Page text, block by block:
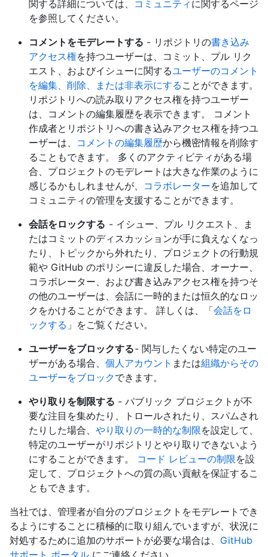
関する詳細については、 コミュニティ に関するページ
を参照してください。
コメントをモデレートする - リポジトリの書き込み
アクセス権を持つユーザーは、コミット、プル リク
エスト、およびイシューに関するユーザーのコメント
を編集、削除、または非表示にする ことができます。
リポジトリへの読み取りアクセス権を持つユーザー
は、コメントの編集履歴を表示できます。 コメント
作成者とリポジトリへの書き込みアクセス権を持つユ
ーザーは、 コメントの編集履歴から機密情報を削除す
ることもできます。 多くのアクティビティがある場
合、プロジェクトのモデレートは大きな作業のように
感じるかもしれませんが、 コラボレーターを追加して
コミュニティの管理を支援することができます。
会話をロックする - イシュー、プル リクエスト、ま
たはコミットのディスカッションが手に負えなくなっ
たり、トピックから外れたり、プロジェクトの行動規
範や GitHub のポリシーに違反した場合、オーナー、
コラボレーター、および書き込みアクセス権を持つそ
の他のユーザーは、会話に一時的または恒久的なロッ
クをかけることができます。 詳しくは、「会話をロ
ックする 」をご覧ください。
ユーザーをブロックする- 関与したくない特定のユー
ザーがある場合、 個人アカウント または組織からその
ユーザーをブロックできます。
やり取りを制限する - パブリック プロジェクトが不
要な注目を集めたり、トロールされたり、スパムされ
たりした場合、 やり取りの一時的な制限を設定して、
特定のユーザーがリポジトリとやり取りできないよう
にすることができます。 コード レビューの制限を設
定して、プロジェクトへの質の高い貢献を保証するこ
ともできます。
当社では、管理者が自分のプロジェクトをモデレートでき
るようにすることに積極的に取り組んでいますが、状況に
対処するために追加のサポートが必要な場合は、 GitHub